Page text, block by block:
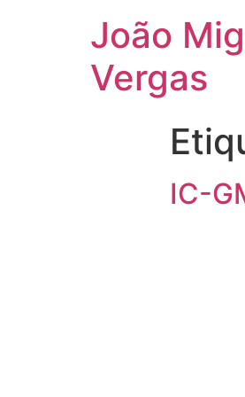
João
Vergas
IC-